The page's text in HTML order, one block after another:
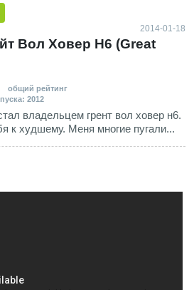
2014-01-18
Вол Ховер Н6 (Great
общий рейтинг
2012
владельцем грент вол ховер н6.
к худшему. Меня многие пугали...